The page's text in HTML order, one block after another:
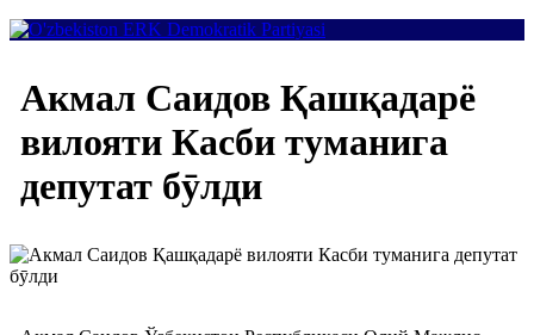
Акмал Саидов Қашқадарё
вилояти Касби туманига
депутат бӯлди